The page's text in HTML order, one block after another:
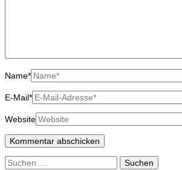
Name*
E-Mail*
Website
Suchen